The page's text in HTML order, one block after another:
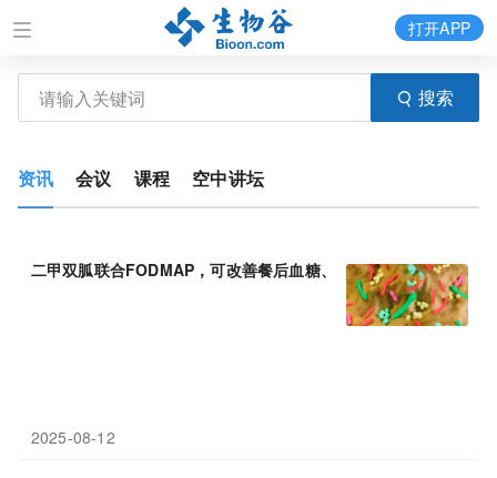
搜索
打开APP
资讯 会议 课程 空中讲坛
二甲双胍联合FODMAP，可改善餐后血糖、GLP-1分泌，增加丁
2025-08-12